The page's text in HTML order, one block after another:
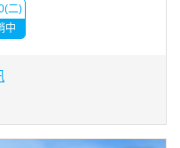
二)
中